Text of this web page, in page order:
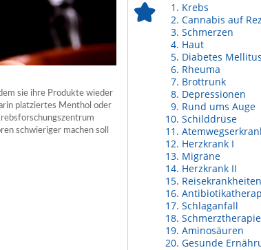
sie ihre Produkte wieder
platziertes Menthol oder
schwieriger machen soll
Krebs
Cannabis auf
Schmerzen
Haut
Diabetes Mellitus
Rheuma
Brottrunk
Depressionen
Rund ums Auge
Schilddrüse
Herzkrank I
Migräne
Herzkrank II
Reisekrankheiten
Schlaganfall
Schmerztherapie
Aminosäuren
Gesunde